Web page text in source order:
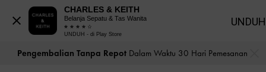
Pengembalian Tanpa RepotDalam Waktu 30 Hari Pemesanan
CHARLES & KEITH
Belanja Sepatu & Tas Wanita
UNDUH - di Play Store
UNDUH